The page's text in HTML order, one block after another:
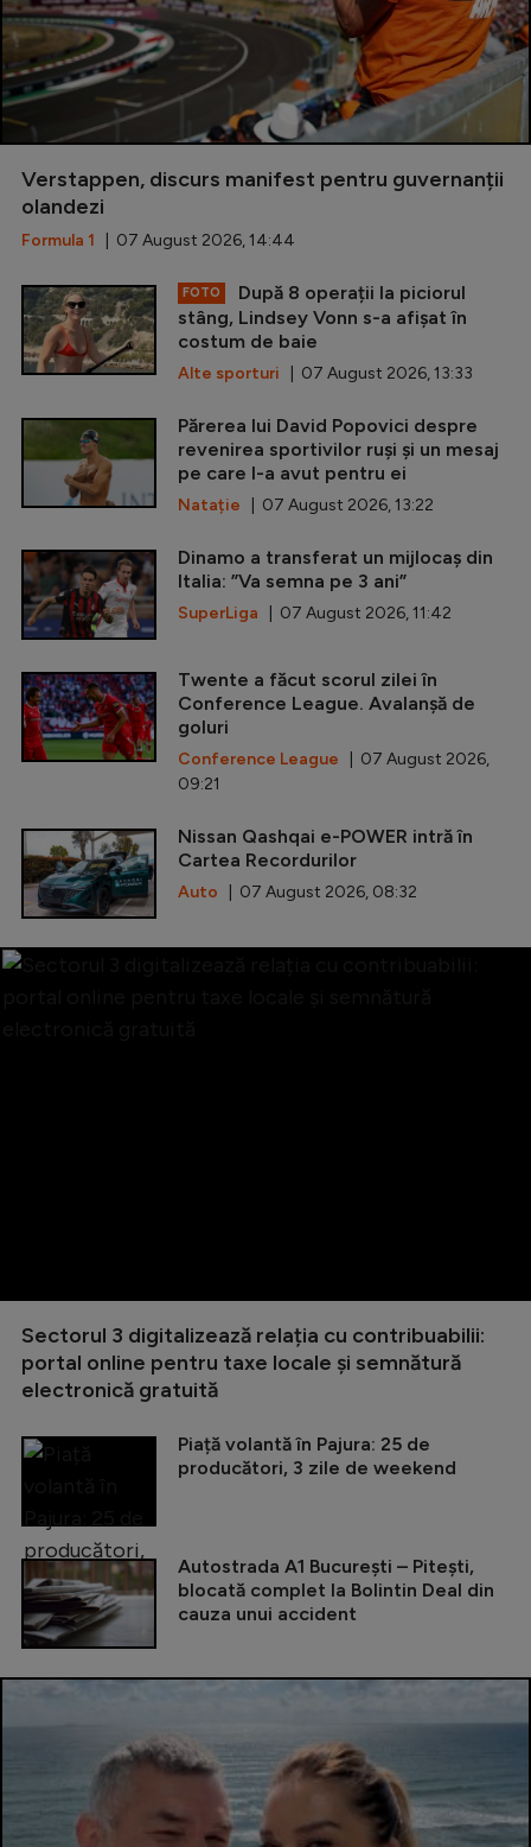
Verstappen, discurs manifest pentru guvernanții
olandezi
Formula 1 | 07 August 2026, 14:44
FOTO
După 8 operații la piciorul
stâng, Lindsey Vonn s-a afișat în
costum de baie
Alte sporturi | 07 August 2026, 13:33
Părerea lui David Popovici despre
revenirea sportivilor ruși și un mesaj
pe care l-a avut pentru ei
Natație | 07 August 2026, 13:22
Dinamo a transferat un mijlocaș din
Italia: ”Va semna pe 3 ani”
SuperLiga | 07 August 2026, 11:42
Twente a făcut scorul zilei în
Conference League. Avalanșă de
goluri
Conference League | 07 August 2026,
09:21
Nissan Qashqai e-POWER intră în
Cartea Recordurilor
Auto | 07 August 2026, 08:32
Sectorul 3 digitalizează relația cu contribuabilii:
portal online pentru taxe locale și semnătură
electronică gratuită
Piață volantă în Pajura: 25 de
producători, 3 zile de weekend
Autostrada A1 București – Pitești,
blocată complet la Bolintin Deal din
cauza unui accident